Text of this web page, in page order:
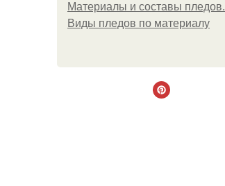
Материалы и составы пледов.
Виды пледов по материалу